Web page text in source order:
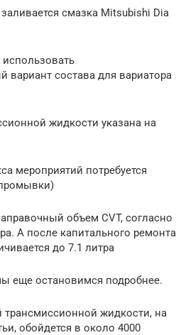
смазка Mitsubishi Dia
вариант состава для вариатора
жидкости указана на
мероприятий потребуется
объем CVT, согласно
А после капитального ремонта
до 7.1 литра
еще остановимся подробнее.
трансмиссионной жидкости, на
обойдется в около 4000